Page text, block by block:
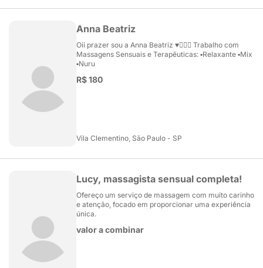
Anna Beatriz
Oii prazer sou a Anna Beatriz ♥️💆🏻‍♂️ Trabalho com
Massagens Sensuais e Terapêuticas: ▪️Relaxante ▪️Mix
▪️Nuru
R$ 180
Vila Clementino, São Paulo - SP
Lucy, massagista sensual completa!
Ofereço um serviço de massagem com muito carinho
e atenção, focado em proporcionar uma experiência
única.
valor a combinar